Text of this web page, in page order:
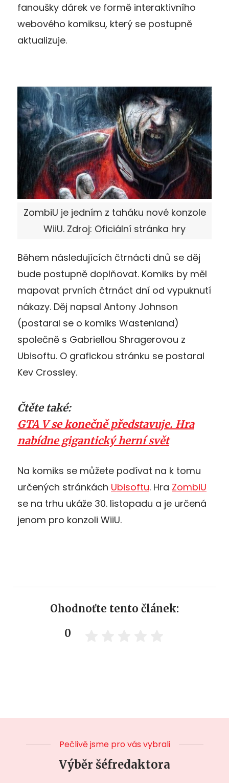
fanoušky dárek ve formě interaktivního
webového komiksu, který se postupně
aktualizuje.
ZombiU je jedním z taháku nové konzole
WiiU. Zdroj: Oficiální stránka hry
Během následujících čtrnácti dnů se děj
bude postupně doplňovat. Komiks by měl
mapovat prvních čtrnáct dní od vypuknutí
nákazy. Děj napsal Antony Johnson
(postaral se o komiks Wastenland)
společně s Gabriellou Shragerovou z
Ubisoftu. O grafickou stránku se postaral
Kev Crossley.
Čtěte také:
GTA V se konečně představuje. Hra
nabídne gigantický herní svět
Na komiks se můžete podívat na k tomu
určených stránkách Ubisoftu. Hra ZombiU
se na trhu ukáže 30. listopadu a je určená
jenom pro konzoli WiiU.
Ohodnoťte tento článek:
0
Pečlivě jsme pro vás vybrali
Výběr šéfredaktora